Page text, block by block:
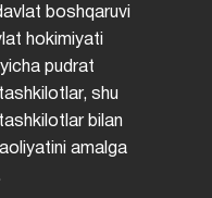
boshqaruvi
hokimiyati
pudrat
shu
bilan
amalga